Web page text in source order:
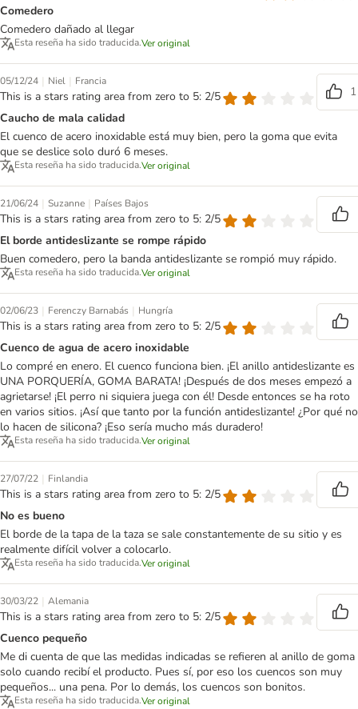
Comedero
Comedero dañado al llegar
Esta reseña ha sido traducida.Ver original
05/12/24 | Niel | Francia
This is a stars rating area from zero to 5: 2/5
1
Caucho de mala calidad
El cuenco de acero inoxidable está muy bien, pero la goma que evita
que se deslice solo duró 6 meses.
Esta reseña ha sido traducida.Ver original
21/06/24 | Suzanne | Países Bajos
This is a stars rating area from zero to 5: 2/5
El borde antideslizante se rompe rápido
Buen comedero, pero la banda antideslizante se rompió muy rápido.
Esta reseña ha sido traducida.Ver original
02/06/23 | Ferenczy Barnabás | Hungría
This is a stars rating area from zero to 5: 2/5
Cuenco de agua de acero inoxidable
Lo compré en enero. El cuenco funciona bien. ¡El anillo antideslizante es
UNA PORQUERÍA, GOMA BARATA! ¡Después de dos meses empezó a
agrietarse! ¡El perro ni siquiera juega con él! Desde entonces se ha roto
en varios sitios. ¡Así que tanto por la función antideslizante! ¿Por qué no
lo hacen de silicona? ¡Eso sería mucho más duradero!
Esta reseña ha sido traducida.Ver original
27/07/22 | Finlandia
This is a stars rating area from zero to 5: 2/5
No es bueno
El borde de la tapa de la taza se sale constantemente de su sitio y es
realmente difícil volver a colocarlo.
Esta reseña ha sido traducida.Ver original
30/03/22 | Alemania
This is a stars rating area from zero to 5: 2/5
Cuenco pequeño
Me di cuenta de que las medidas indicadas se refieren al anillo de goma
solo cuando recibí el producto. Pues sí, por eso los cuencos son muy
pequeños... una pena. Por lo demás, los cuencos son bonitos.
Esta reseña ha sido traducida.Ver original